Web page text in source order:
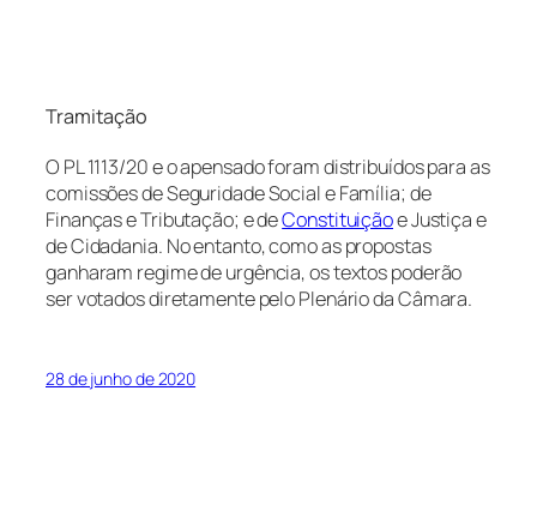
Tramitação
O PL 1113/20 e o apensado foram distribuídos para as
comissões de Seguridade Social e Família; de
Finanças e Tributação; e deConstituiçãoe Justiça e
de Cidadania. No entanto, como as propostas
ganharam regime de urgência, os textos poderão
ser votados diretamente pelo Plenário da Câmara.​
28 de junho de 2020